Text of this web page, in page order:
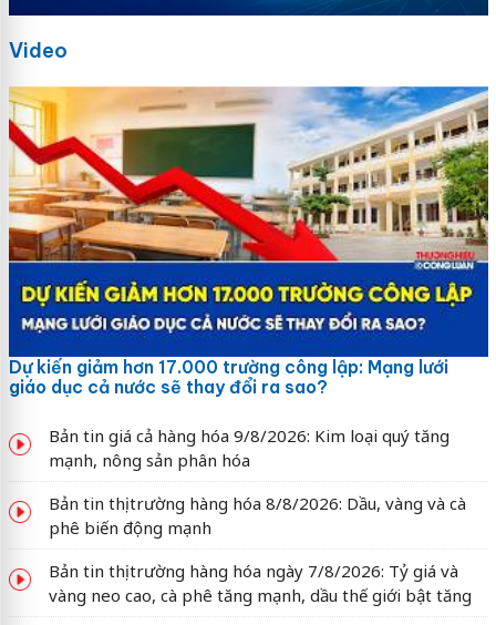
Video
Dự kiến giảm hơn 17.000 trường công lập: Mạng lưới
giáo dục cả nước sẽ thay đổi ra sao?
Bản tin giá cả hàng hóa 9/8/2026: Kim loại quý tăng
mạnh, nông sản phân hóa
Bản tin thị trường hàng hóa 8/8/2026: Dầu, vàng và cà
phê biến động mạnh
Bản tin thị trường hàng hóa ngày 7/8/2026: Tỷ giá và
vàng neo cao, cà phê tăng mạnh, dầu thế giới bật tăng